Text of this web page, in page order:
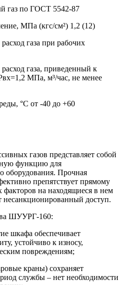
газ по ГОСТ 5542-87
МПа (кгс/см²) 1,2 (12)
газа при рабочих
газа, приведенный к
МПа, м³/час, не менее
°С от -40 до +60
газов представляет собой
функцию для
оборудования. Прочная
препятствует прямому
факторов на находящиеся в нем
несанкционированный доступ.
ШУУРГ-160:
шкафа обеспечивает
устойчиво к износу,
повреждениям;
краны) сохраняет
службы – нет необходимости